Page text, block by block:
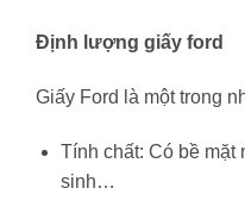
Định lượng giấy ford
Giấy Ford là một trong
Tính chất: Có bề
sinh…